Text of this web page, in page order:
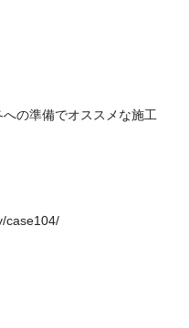
の準備でオススメな施工
case104/